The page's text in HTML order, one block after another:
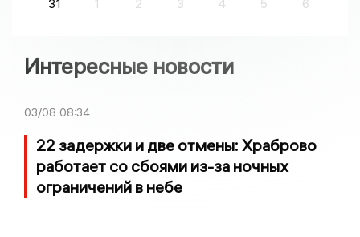
31
1 2 3 4 5 6
Интересные новости
03/08 08:34
22 задержки и две отмены: Храброво
работает со сбоями из-за ночных
ограничений в небе